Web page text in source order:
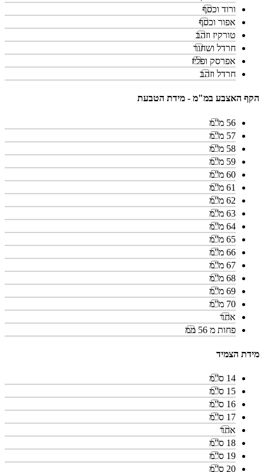
ורוד וכסף
אפור וכסף
טורקיז וזהב
חרדל ושחור
אפרסק ופליז
חרדל וזהב
הקף האצבע במ"מ - מידת הטבעת
56 מ"מ
57 מ"מ
58 מ"מ
59 מ"מ
60 מ"מ
61 מ"מ
62 מ"מ
63 מ"מ
64 מ"מ
65 מ"מ
66 מ"מ
67 מ"מ
68 מ"מ
69 מ"מ
70 מ"מ
אחר
פחות מ 56 ממ
מידת הצמיד
14 ס"מ
15 ס"מ
16 ס"מ
17 ס"מ
אחר
18 ס"מ
19 ס"מ
20 ס"מ